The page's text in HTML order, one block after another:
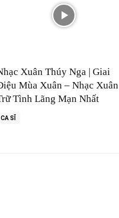
Xuân Thúy Nga | Giai
Mùa Xuân – Nhạc Xuân
Tình Lãng Mạn Nhất
CA SĨ